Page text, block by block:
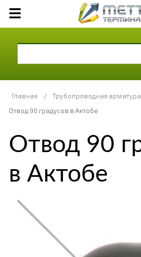
Главная / Трубопроводная арматура
Отвод 90 градусов в Актобе
Отвод 90
в Актобе